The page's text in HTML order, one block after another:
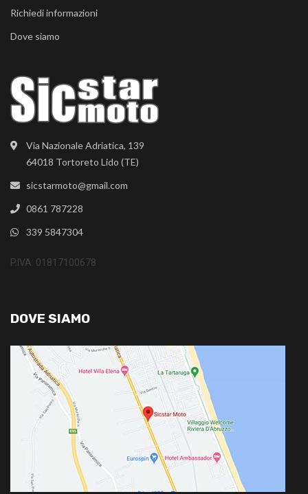
Via Nazionale Adriatica, 139
64018 Tortoreto Lido (TE)
sicstarmoto@gmail.com
0861 787228
339 5847304
P.IVA: 01817100678
Richiedi informazioni
Dove siamo
DOVE SIAMO